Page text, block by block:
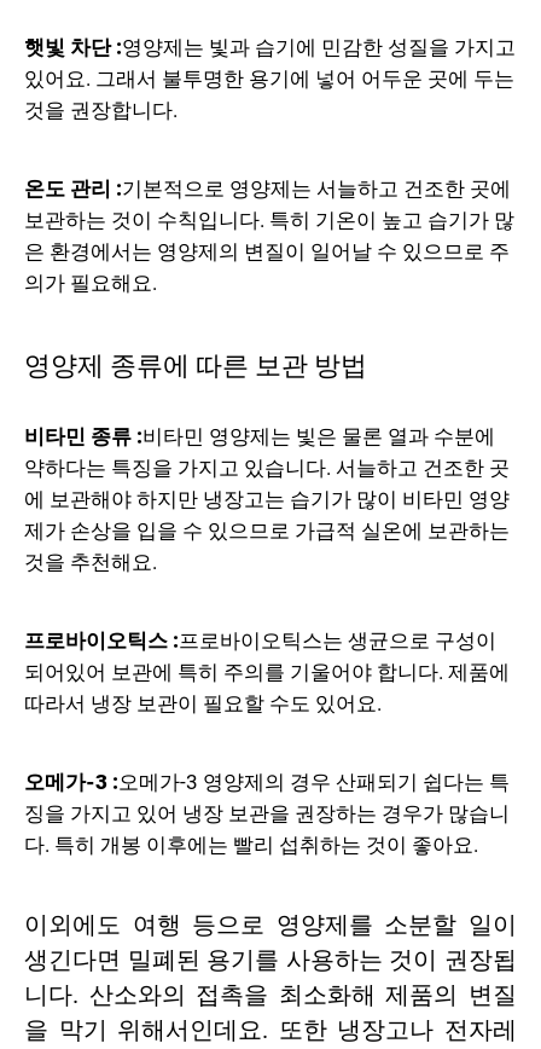
햇빛 차단 :영양제는 빛과 습기에 민감한 성질을 가지고
있어요. 그래서 불투명한 용기에 넣어 어두운 곳에 두는
것을 권장합니다.
온도 관리 :기본적으로 영양제는 서늘하고 건조한 곳에
보관하는 것이 수칙입니다. 특히 기온이 높고 습기가 많
은 환경에서는 영양제의 변질이 일어날 수 있으므로 주
의가 필요해요.
영양제 종류에 따른 보관 방법
비타민 종류 :비타민 영양제는 빛은 물론 열과 수분에
약하다는 특징을 가지고 있습니다. 서늘하고 건조한 곳
에 보관해야 하지만 냉장고는 습기가 많이 비타민 영양
제가 손상을 입을 수 있으므로 가급적 실온에 보관하는
것을 추천해요.
프로바이오틱스 :프로바이오틱스는 생균으로 구성이
되어있어 보관에 특히 주의를 기울어야 합니다. 제품에
따라서 냉장 보관이 필요할 수도 있어요.
오메가-3 :오메가-3 영양제의 경우 산패되기 쉽다는 특
징을 가지고 있어 냉장 보관을 권장하는 경우가 많습니
다. 특히 개봉 이후에는 빨리 섭취하는 것이 좋아요.
이외에도 여행 등으로 영양제를 소분할 일 이
생긴다면 밀폐된 용기를 사용하는 것이 권장됩
니다. 산소와의 접촉을 최소화해 제품의 변질
을 막기 위해서인데요. 또한 냉장고나 전자레